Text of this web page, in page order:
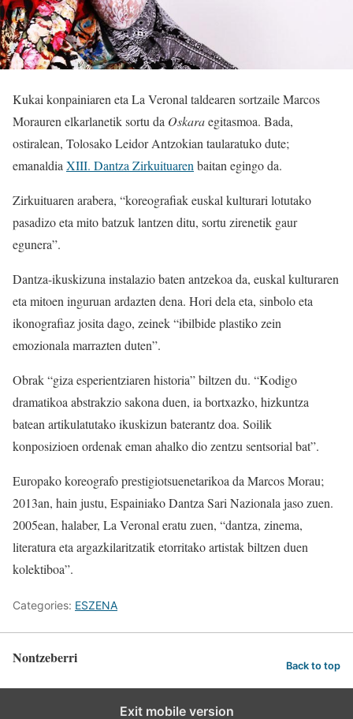
Kukai konpainiaren eta La Veronal taldearen sortzaile Marcos
Morauren elkarlanetik sortu da Oskaraegitasmoa. Bada,
ostiralean, Tolosako Leidor Antzokian taularatuko dute;
emanaldiaXIII. Dantza Zirkuituarenbaitan egingo da.
Zirkuituaren arabera, “koreografiak euskal kulturari lotutako
pasadizo eta mito batzuk lantzen ditu, sortu zirenetik gaur
egunera”.
Dantza-ikuskizuna instalazio baten antzekoa da, euskal kulturaren
eta mitoen inguruan ardazten dena. Hori dela eta, sinbolo eta
ikonografiaz josita dago, zeinek “ibilbide plastiko zein
emozionala marrazten duten”.
Obrak “giza esperientziaren historia” biltzen du. “Kodigo
dramatikoa abstrakzio sakona duen, ia bortxazko, hizkuntza
batean artikulatutako ikuskizun baterantz doa. Soilik
konposizioen ordenak eman ahalko dio zentzu sentsorial bat”.
Europako koreografo prestigiotsuenetarikoa da Marcos Morau;
2013an, hain justu, Espainiako Dantza Sari Nazionala jaso zuen.
2005ean, halaber, La Veronal eratu zuen, “dantza, zinema,
literatura eta argazkilaritzatik etorritako artistak biltzen duen
kolektiboa”.
Categories: ESZENA
Nontzeberri Back to top
Exit mobile version